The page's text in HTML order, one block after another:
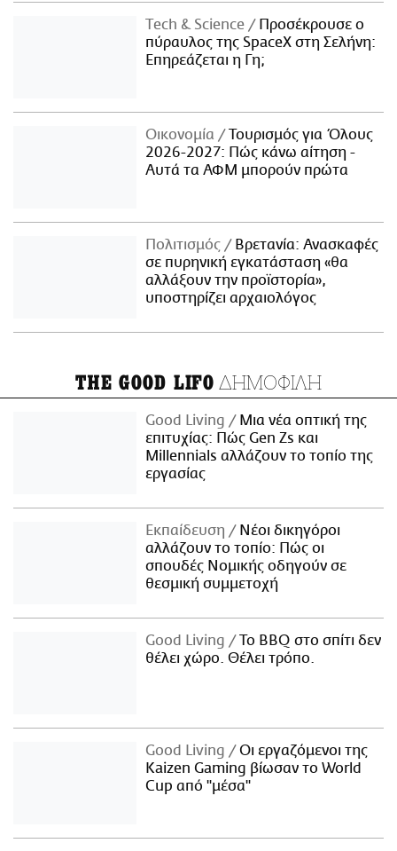
Τech & Science
Προσέκρουσε ο
πύραυλος της SpaceX στη Σελήνη:
Επηρεάζεται η Γη;
Οικονομία
Τουρισμός για Όλους
2026-2027: Πώς κάνω αίτηση -
Αυτά τα ΑΦΜ μπορούν πρώτα
Πολιτισμός
Βρετανία: Ανασκαφές
σε πυρηνική εγκατάσταση «θα
αλλάξουν την προϊστορία»,
υποστηρίζει αρχαιολόγος
THE GOOD LIFO ΔΗΜΟΦΙΛΗ
Good Living
Μια νέα οπτική της
επιτυχίας: Πώς Gen Zs και
Millennials αλλάζουν το τοπίο της
εργασίας
Εκπαίδευση
Νέοι δικηγόροι
αλλάζουν το τοπίο: Πώς οι
σπουδές Νομικής οδηγούν σε
θεσμική συμμετοχή
Good Living
Το BBQ στο σπίτι δεν
θέλει χώρο. Θέλει τρόπο.
Good Living
Οι εργαζόμενοι της
Kaizen Gaming βίωσαν το World
Cup από "μέσα"